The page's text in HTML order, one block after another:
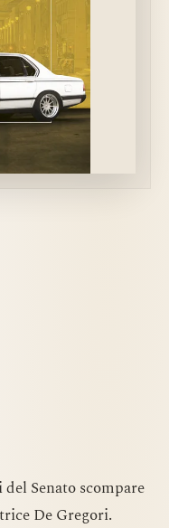
Senato scompare
De Gregori.